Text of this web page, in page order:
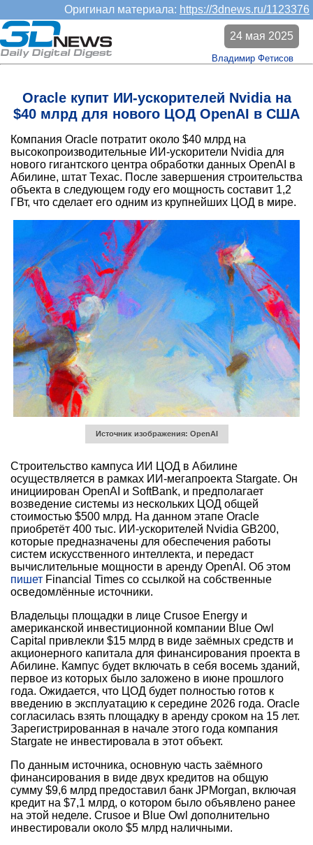
Оригинал материала: https://3dnews.ru/1123376
Oracle купит ИИ-ускорителей Nvidia на
$40 млрд для нового ЦОД OpenAI в США
24 мая 2025
Владимир Фетисов
Компания Oracle потратит около $40 млрд на
высокопроизводительные ИИ-ускорители Nvidia для
нового гигантского центра обработки данных OpenAI в
Абилине, штат Техас. После завершения строительства
объекта в следующем году его мощность составит 1,2
ГВт, что сделает его одним из крупнейших ЦОД в мире.
Источник изображения: OpenAI
Строительство кампуса ИИ ЦОД в Абилине
осуществляется в рамках ИИ-мегапроекта Stargate. Он
инициирован OpenAI и SoftBank, и предполагает
возведение системы из нескольких ЦОД общей
стоимостью $500 млрд. На данном этапе Oracle
приобретёт 400 тыс. ИИ-ускорителей Nvidia GB200,
которые предназначены для обеспечения работы
систем искусственного интеллекта, и передаст
вычислительные мощности в аренду OpenAI. Об этом
пишет Financial Times со ссылкой на собственные
осведомлённые источники.
Владельцы площадки в лице Crusoe Energy и
американской инвестиционной компании Blue Owl
Capital привлекли $15 млрд в виде заёмных средств и
акционерного капитала для финансирования проекта в
Абилине. Кампус будет включать в себя восемь зданий,
первое из которых было заложено в июне прошлого
года. Ожидается, что ЦОД будет полностью готов к
введению в эксплуатацию к середине 2026 года. Oracle
согласилась взять площадку в аренду сроком на 15 лет.
Зарегистрированная в начале этого года компания
Stargate не инвестировала в этот объект.
По данным источника, основную часть заёмного
финансирования в виде двух кредитов на общую
сумму $9,6 млрд предоставил банк JPMorgan, включая
кредит на $7,1 млрд, о котором было объявлено ранее
на этой неделе. Crusoe и Blue Owl дополнительно
инвестировали около $5 млрд наличными.